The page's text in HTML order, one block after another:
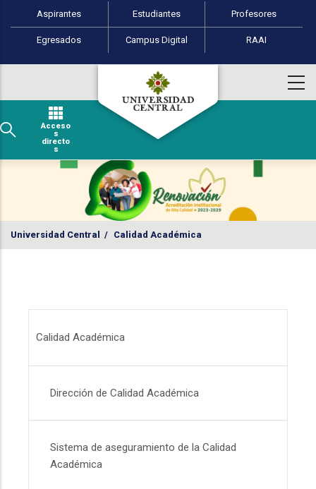
Pasar al contenido principal
Perfiles de usuario
Aspirantes Estudiantes Profesores
Egresados Campus Digital RAAI
Acceso
s
directo
s
Universidad Central / Calidad Académica
Calidad Académica
Dirección de Calidad Académica
Sistema de aseguramiento de la Calidad
Académica